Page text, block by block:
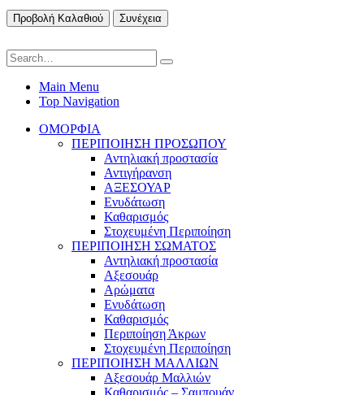
Προβολή Καλαθιού Συνέχεια
Main Menu
Top Navigation
ΟΜΟΡΦΙΑ
ΠΕΡΙΠΟΙΗΣΗ ΠΡΟΣΩΠΟΥ
Αντηλιακή προστασία
Αντιγήρανση
ΑΞΕΣΟΥΑΡ
Ενυδάτωση
Καθαρισμός
Στοχευμένη Περιποίηση
ΠΕΡΙΠΟΙΗΣΗ ΣΩΜΑΤΟΣ
Αντηλιακή προστασία
Αξεσουάρ
Αρώματα
Ενυδάτωση
Καθαρισμός
Περιποίηση Άκρων
Στοχευμένη Περιποίηση
ΠΕΡΙΠΟΙΗΣΗ ΜΑΛΛΙΩΝ
Αξεσουάρ Μαλλιών